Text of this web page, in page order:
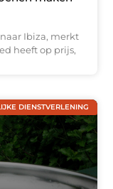
Ibiza, merkt
heeft op prijs,
DIENSTVERLENING